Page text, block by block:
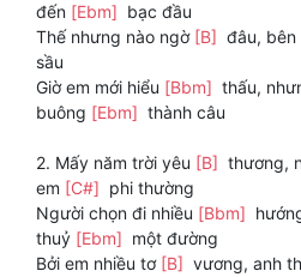
đến [Ebm] bạc đầu
Thế nhưng nào ngờ [B] đâu, bên
sầu
Giờ em mới hiểu [Bbm] thấu,
buông [Ebm] thành câu
2. Mấy năm trời yêu [B] thương,
em [C#] phi thường
Người chọn đi nhiều [Bbm]
thuỷ [Ebm] một đường
Bởi em nhiều tơ [B] vương, anh